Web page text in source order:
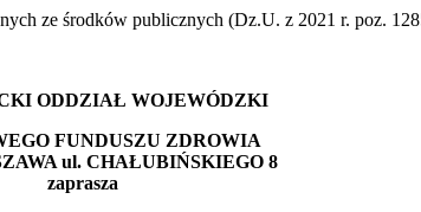
ze środków publicznych (Dz.U. z 2021 r. poz.
ODDZIAŁ WOJEWÓDZKI
FUNDUSZU ZDROWIA
ul. CHAŁUBIŃSKIEGO 8
zaprasza